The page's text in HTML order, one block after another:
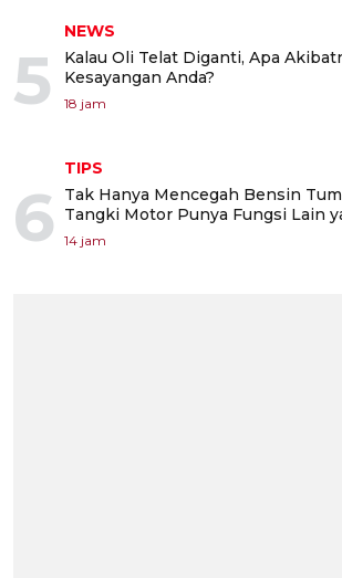
5
NEWS
Kalau Oli Telat Diganti, Apa
Kesayangan Anda?
18 jam
6
TIPS
Tak Hanya Mencegah Bensin
Tangki Motor Punya Fungsi Lain
14 jam